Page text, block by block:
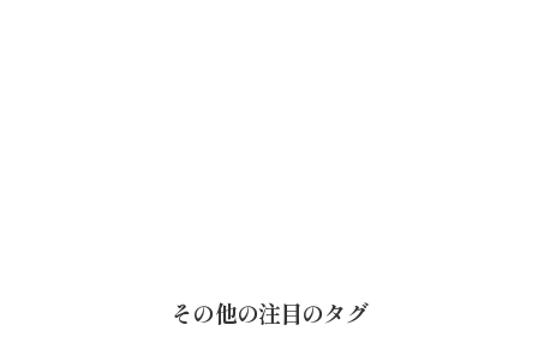
その他の注目のタグ